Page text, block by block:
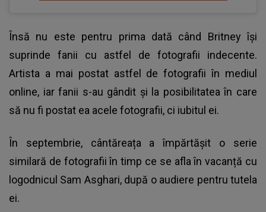
Însă nu este pentru prima dată când Britney își
suprinde fanii cu astfel de fotografii indecente.
Artista a mai postat astfel de fotografii în mediul
online, iar fanii s-au gândit și la posibilitatea în care
să nu fi postat ea acele fotografii, ci iubitul ei.
În septembrie, cântăreața a împărtășit o serie
similară de fotografii în timp ce se afla în vacanță cu
logodnicul Sam Asghari, după o audiere pentru tutela
ei.